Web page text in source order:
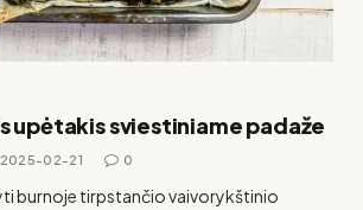
upėtakis sviestiniame padaže
2025-02-21 0
burnoje tirpstančio vaivorykštinio